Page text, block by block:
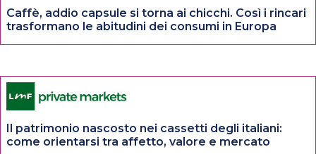
Caffè, addio capsule si torna ai chicchi. Così i rincari
trasformano le abitudini dei consumi in Europa
Il patrimonio nascosto nei cassetti degli italiani:
come orientarsi tra affetto, valore e mercato